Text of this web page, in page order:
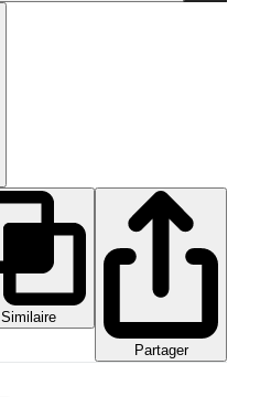
Similaire
Partager